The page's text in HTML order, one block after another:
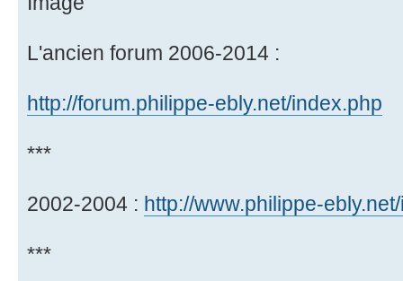
L'ancien forum 2006-2014 :
http://forum.philippe-ebly.net/index.php
***
2002-2004 : http://www.philippe-
***